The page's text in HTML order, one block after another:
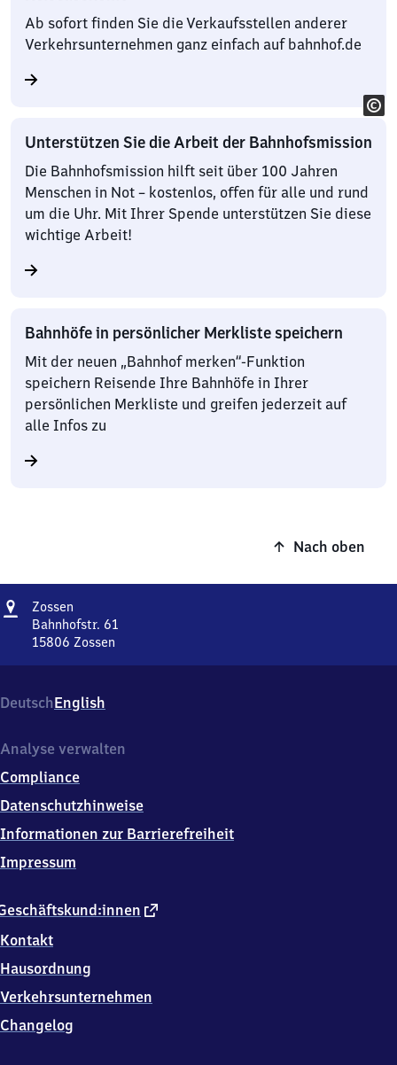
Ab sofort finden Sie die Verkaufsstellen anderer
Verkehrsunternehmen ganz einfach auf bahnhof.de
Unterstützen Sie die Arbeit der Bahnhofsmission
Die Bahnhofsmission hilft seit über 100 Jahren
Menschen in Not – kostenlos, offen für alle und rund
um die Uhr. Mit Ihrer Spende unterstützen Sie diese
wichtige Arbeit!
Bahnhöfe in persönlicher Merkliste speichern
Mit der neuen „Bahnhof merken“-Funktion
speichern Reisende Ihre Bahnhöfe in Ihrer
persönlichen Merkliste und greifen jederzeit auf
alle Infos zu
Nach oben
Adresse
Zossen
Bahnhofstr. 61
15806 Zossen
61,
1
8
6
Zossen
DeutschEnglish
externer
Kontakt
Hausordnung
Verkehrsunternehmen
Changelog
Analyse verwalten
Compliance
Datenschutzhinweise
Informationen zur Barrierefreiheit
Impressum